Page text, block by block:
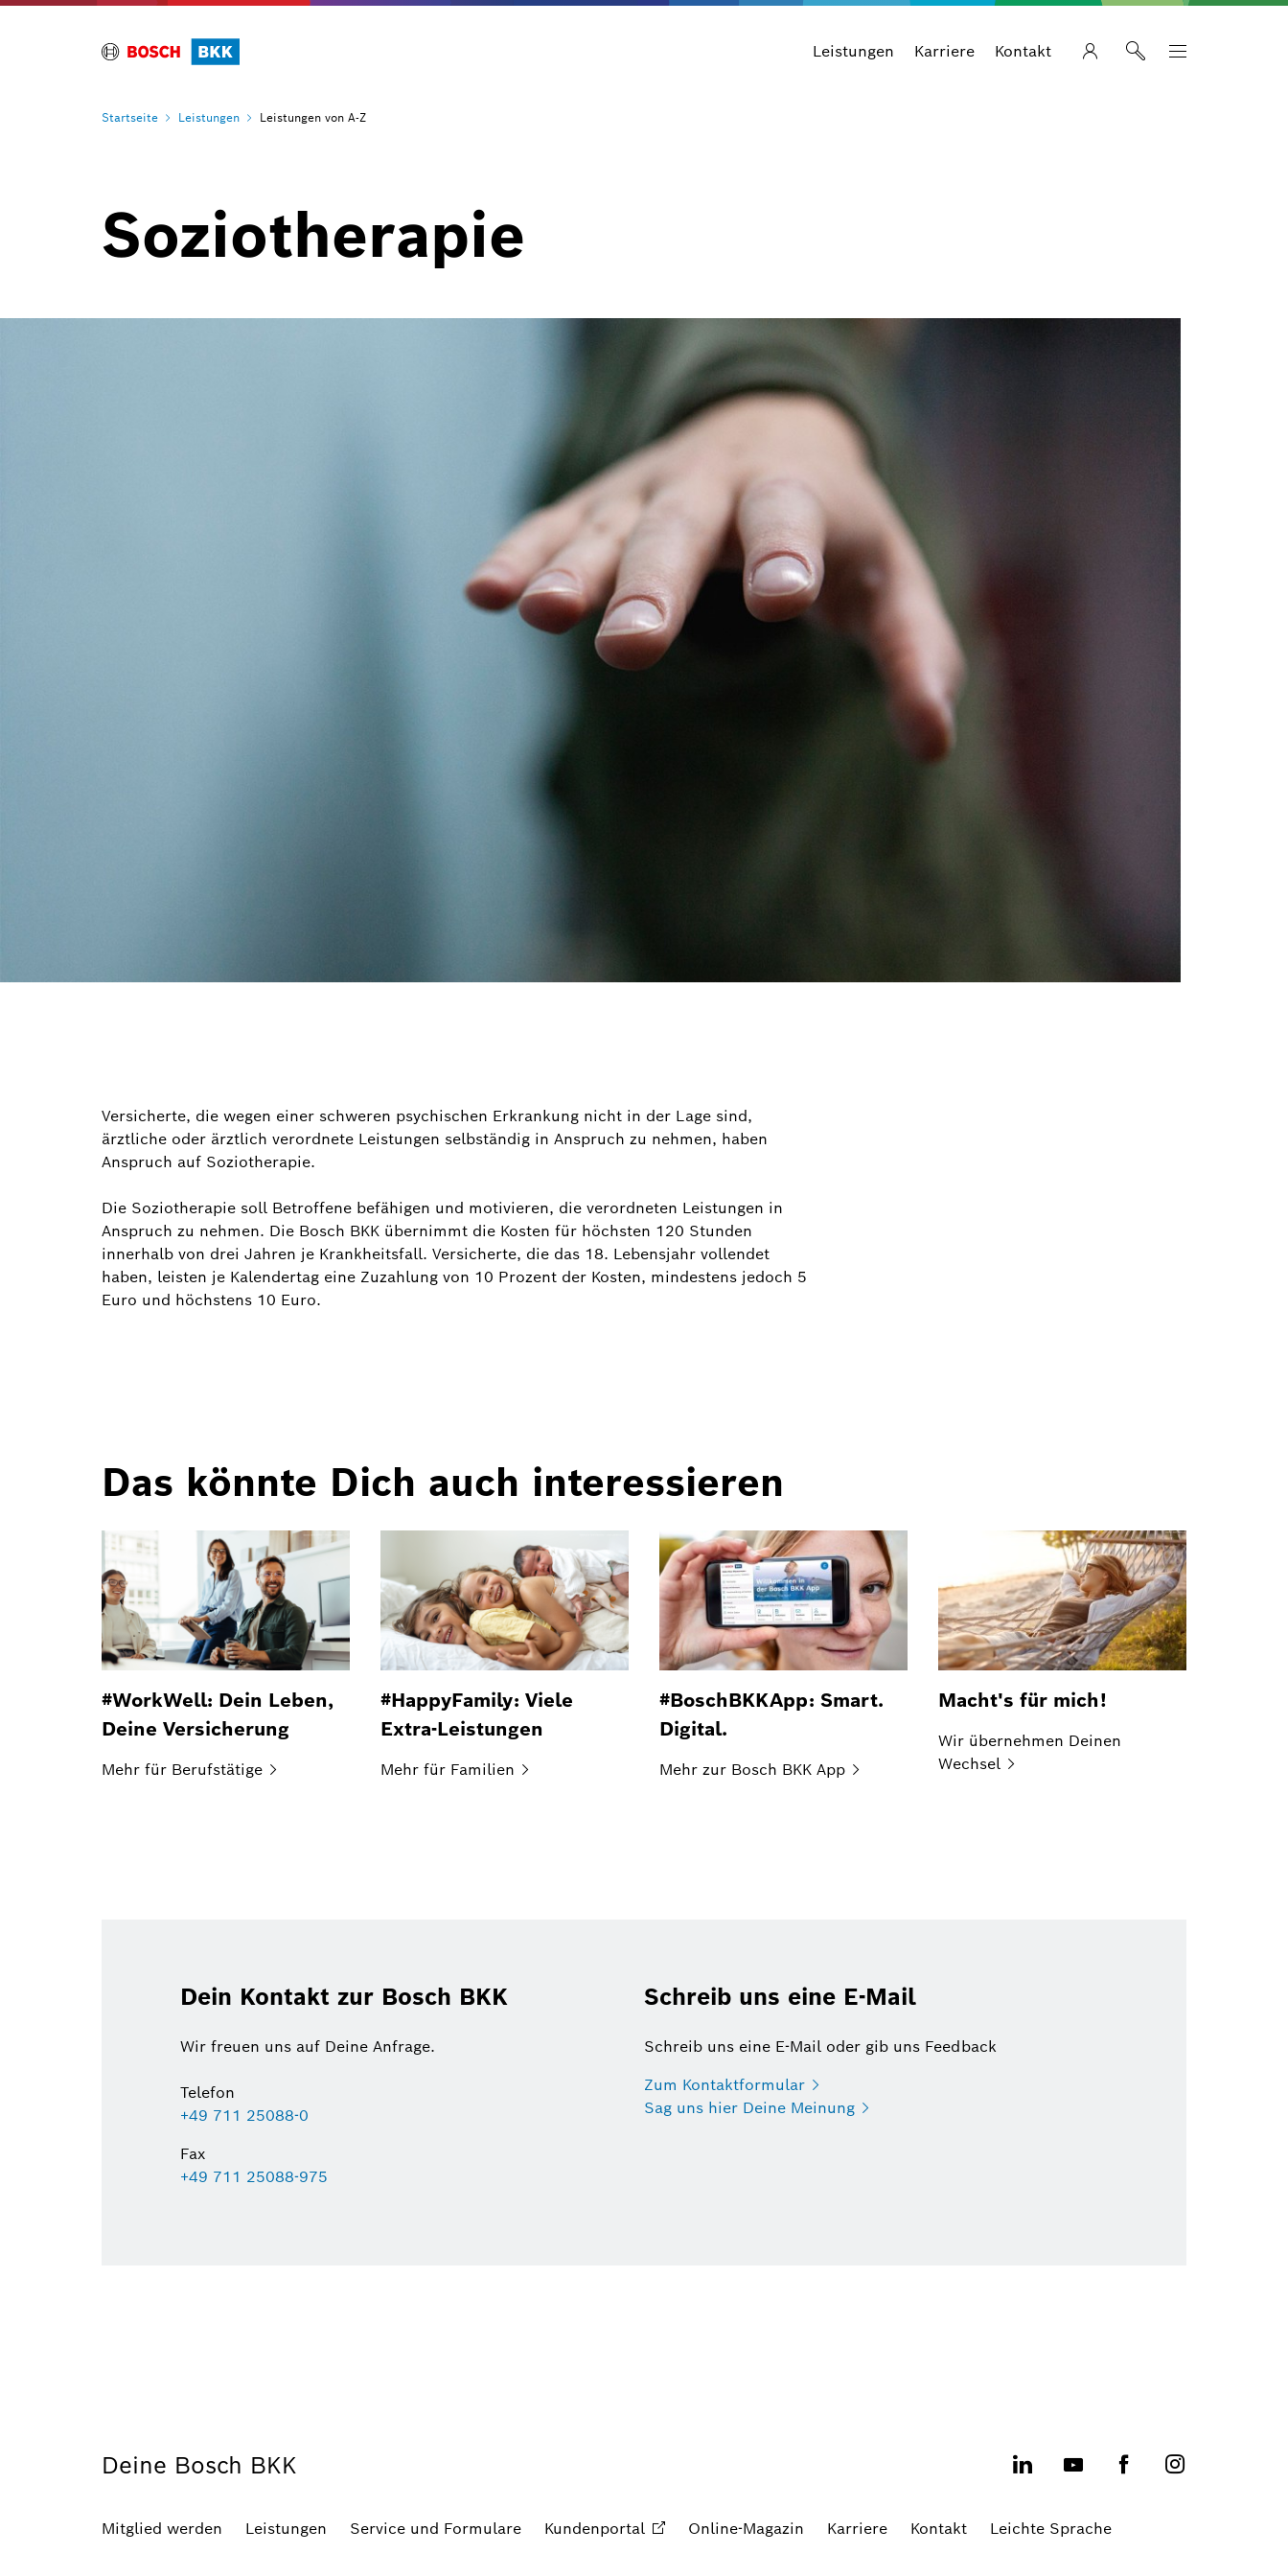
Leistungen Karriere Kontakt
Startseite Leistungen Leistungen von A-Z
Soziotherapie
Versicherte, die wegen einer schweren psychischen Erkrankung nicht in der Lage sind,
ärztliche oder ärztlich verordnete Leistungen selbständig in Anspruch zu nehmen, haben
Anspruch auf Soziotherapie.
Die Soziotherapie soll Betroffene befähigen und motivieren, die verordneten Leistungen in
Anspruch zu nehmen. Die Bosch BKK übernimmt die Kosten für höchsten 120 Stunden
innerhalb von drei Jahren je Krankheitsfall. Versicherte, die das 18. Lebensjahr vollendet
haben, leisten je Kalendertag eine Zuzahlung von 10 Prozent der Kosten, mindestens jedoch 5
Euro und höchstens 10 Euro.
Das könnte Dich auch interessieren
#WorkWell: Dein Leben,
Deine Versicherung
Mehr für Berufstätige
#HappyFamily: Viele
Extra-Leistungen
Mehr für Familien
#BoschBKKApp: Smart.
Digital.
Mehr zur Bosch BKK App
Macht's für mich!
Wir übernehmen Deinen
Wechsel
Dein Kontakt zur Bosch BKK
Wir freuen uns auf Deine Anfrage.
Telefon
+49 711 25088-0
Fax
+49 711 25088-975
Schreib uns eine E-Mail
Schreib uns eine E-Mail oder gib uns Feedback
Zum Kontaktformular
Sag uns hier Deine Meinung
Deine Bosch BKK
Mitglied werden Leistungen Service und Formulare Kundenportal Online-Magazin Karriere Kontakt Leichte Sprache